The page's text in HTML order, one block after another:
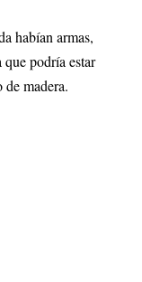
habían armas,
podría estar
madera.